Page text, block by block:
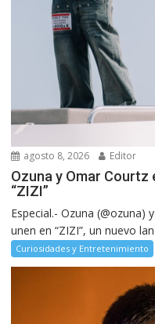
agosto 8, 2026 Editor
Ozuna y Omar Courtz
“ZIZI”
Especial.- Ozuna (@ozuna)
unen en “ZIZI”, un nuevo
Curiosidades y Entretenimiento